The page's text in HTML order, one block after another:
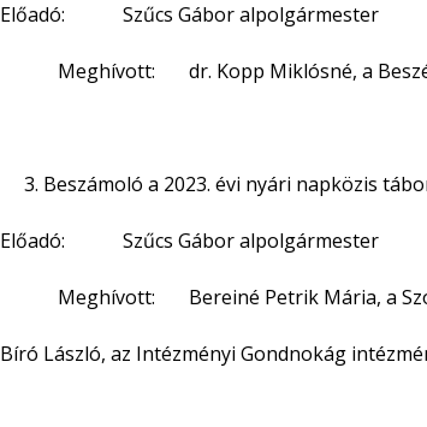
Előadó: Szűcs Gábor alpolgármester
Meghívott: dr. Kopp Miklósné, a Beszélj
Beszámoló a 2023. évi nyári napközis
Előadó: Szűcs Gábor alpolgármester
Meghívott: Bereiné Petrik Mária, a
Bíró László, az Intézményi Gondnokág